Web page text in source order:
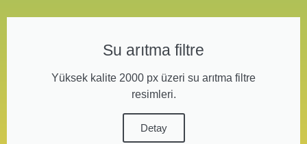
Su arıtma filtre
Yüksek kalite 2000 px üzeri su arıtma filtre
resimleri.
Detay